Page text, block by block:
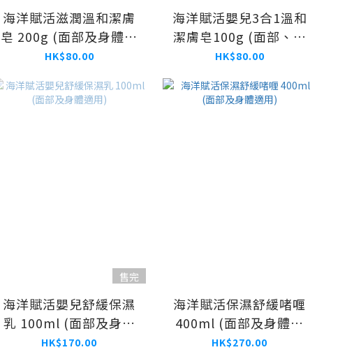
海洋賦活滋潤溫和潔膚
皂 200g​ (面部及身體適
用)
HK$80.00
海洋賦活嬰兒3合1溫和
潔膚皂100g (面部、身
體及頭髮適用)
HK$80.00
售完
海洋賦活嬰兒舒緩保濕
乳 100ml​ (面部及身體
適用)
HK$170.00
海洋賦活保濕舒緩啫喱
400ml (面部及身體適
用)
HK$270.00